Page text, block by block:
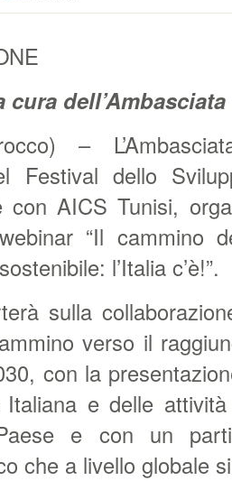
cura dell’Ambasciata
–
Festival dello
con AICS Tunisi,
“Il cammino
l’Italia c’è!”.
sulla
verso il
con la
Italiana e delle
e con un
che a livello globale